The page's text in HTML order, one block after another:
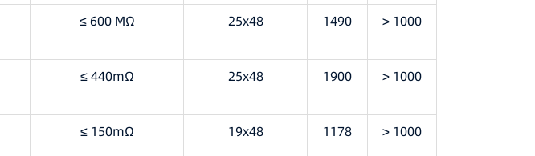
≤ 600 MΩ 25x48 1490 > 1000
≤ 440mΩ 25x48 1900 > 1000
≤ 150mΩ 19x48 1178 > 1000